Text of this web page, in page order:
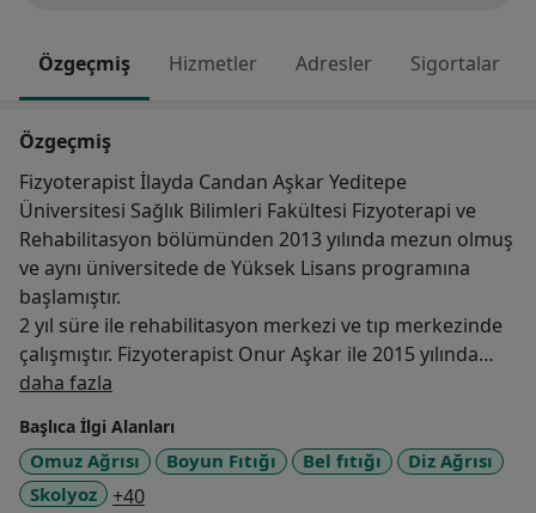
Özgeçmiş Hizmetler Adresler Sigortalar
Özgeçmiş
Fizyoterapist İlayda Candan Aşkar Yeditepe
Üniversitesi Sağlık Bilimleri Fakültesi Fizyoterapi ve
Rehabilitasyon bölümünden 2013 yılında mezun olmuş
ve aynı üniversitede de Yüksek Lisans programına
başlamıştır.
2 yıl süre ile rehabilitasyon merkezi ve tıp merkezinde
çalışmıştır. Fizyoterapist Onur Aşkar ile 2015 yılında
Duyuçocuk Fizyoterapi Eğitim ve Danışmanlık’ı, 2016
yılında ise Skolyoz İstanbul’u kurmuştur. Şuan Skolyoz
İstanbul’da ağrı,omurga sağlığı, skolyoz, kadın sağlığı
fizyoterapisi ve klinik pilates alanlarında hastalarına
hizmet vermeye devam etmektedir. Evli ve iki çocuk
daha fazla
Başlıca İlgi Alanları
Omuz Ağrısı Boyun Fıtığı Bel fıtığı
Diz Ağrısı
Skolyoz
+40a11y_sr_more_diseases